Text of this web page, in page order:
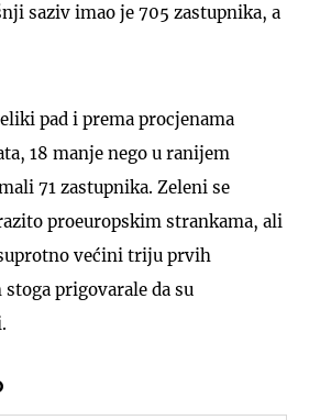
saziv imao je 705 zastupnika, a
pad i prema procjenama
18 manje nego u ranijem
71 zastupnika. Zeleni se
proeuropskim strankama, ali
većini triju prvih
prigovarale da su